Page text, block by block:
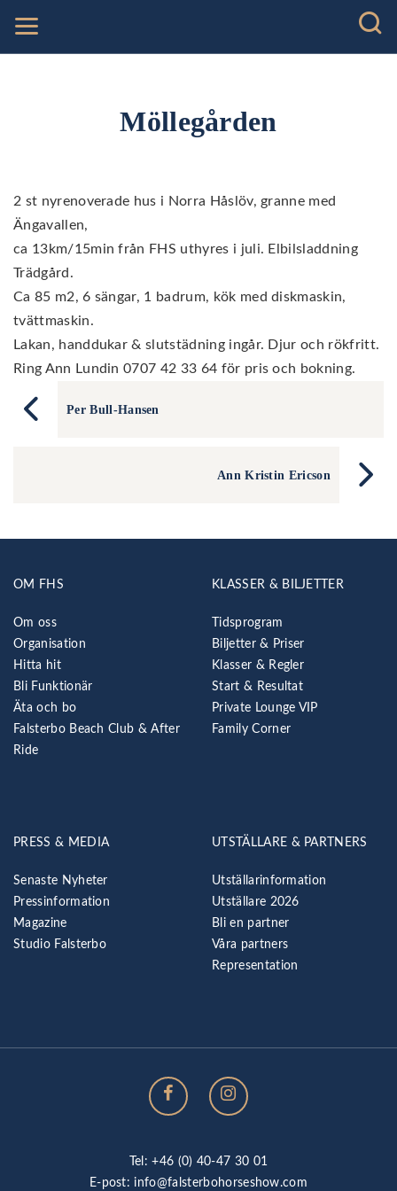
Möllegården
2 st nyrenoverade hus i Norra Håslöv, granne med
Ängavallen,
ca 13km/15min från FHS uthyres i juli. Elbilsladdning
Trädgård.
Ca 85 m2, 6 sängar, 1 badrum, kök med diskmaskin,
tvättmaskin.
Lakan, handdukar & slutstädning ingår. Djur och rökfritt.
Ring Ann Lundin 0707 42 33 64 för pris och bokning.
Per Bull-Hansen
Ann Kristin Ericson
OM FHS
Om oss
Organisation
Hitta hit
Bli Funktionär
Äta och bo
Falsterbo Beach Club & After
Ride
KLASSER & BILJETTER
Tidsprogram
Biljetter & Priser
Klasser & Regler
Start & Resultat
Private Lounge VIP
Family Corner
PRESS & MEDIA
Senaste Nyheter
Pressinformation
Magazine
Studio Falsterbo
UTSTÄLLARE & PARTNERS
Utställarinformation
Utställare 2026
Bli en partner
Våra partners
Representation
Tel: +46 (0) 40-47 30 01
E-post: info@falsterbohorseshow.com